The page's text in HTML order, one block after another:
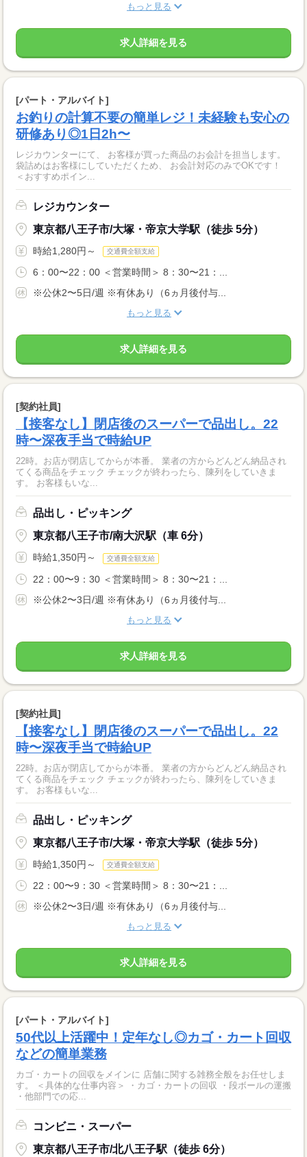
もっと見る
求人詳細を見る
[パート・アルバイト]
お釣りの計算不要の簡単レジ！未経験も安心の
研修あり◎1日2h〜
レジカウンターにて、 お客様が買った商品のお会計を担当します。
袋詰めはお客様にしていただくため、 お会計対応のみでOKです！
＜おすすめポイン...
レジカウンター
東京都八王子市/大塚・帝京大学駅（徒歩 5分）
時給1,280円～ 交通費全額支給
6：00〜22：00 ＜営業時間＞ 8：30〜21：...
※公休2〜5日/週 ※有休あり（6ヵ月後付与...
もっと見る
求人詳細を見る
[契約社員]
【接客なし】閉店後のスーパーで品出し。22
時〜深夜手当で時給UP
22時。お店が閉店してからが本番。 業者の方からどんどん納品され
てくる商品をチェック チェックが終わったら、陳列をしていきま
す。 お客様もいな...
品出し・ピッキング
東京都八王子市/南大沢駅（車 6分）
時給1,350円～ 交通費全額支給
22：00〜9：30 ＜営業時間＞ 8：30〜21：...
※公休2〜3日/週 ※有休あり（6ヵ月後付与...
もっと見る
求人詳細を見る
[契約社員]
【接客なし】閉店後のスーパーで品出し。22
時〜深夜手当で時給UP
22時。お店が閉店してからが本番。 業者の方からどんどん納品され
てくる商品をチェック チェックが終わったら、陳列をしていきま
す。 お客様もいな...
品出し・ピッキング
東京都八王子市/大塚・帝京大学駅（徒歩 5分）
時給1,350円～ 交通費全額支給
22：00〜9：30 ＜営業時間＞ 8：30〜21：...
※公休2〜3日/週 ※有休あり（6ヵ月後付与...
もっと見る
求人詳細を見る
[パート・アルバイト]
50代以上活躍中！定年なし◎カゴ・カート回収
などの簡単業務
カゴ・カートの回収をメインに 店舗に関する雑務全般をお任せしま
す。 ＜具体的な仕事内容＞ ・カゴ・カートの回収 ・段ボールの運搬
・他部門での応...
コンビニ・スーパー
東京都八王子市/北八王子駅（徒歩 6分）